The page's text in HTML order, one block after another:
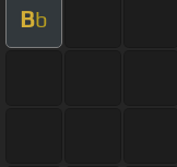
Bb